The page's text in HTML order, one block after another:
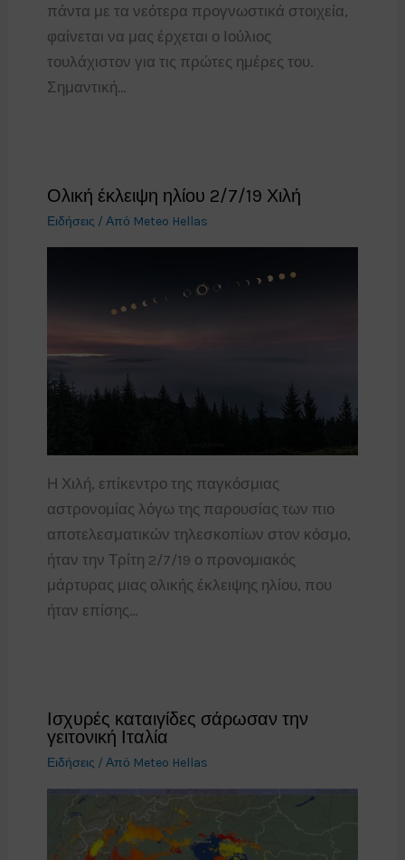
πάντα με τα νεότερα προγνωστικά στοιχεία,
φαίνεται να μας έρχεται ο Ιούλιος
τουλάχιστον για τις πρώτες ημέρες του.
Σημαντική…
Ολική έκλειψη ηλίου 2/7/19 Χιλή
Ειδήσεις / Από Meteo Hellas
Η Χιλή, επίκεντρο της παγκόσμιας
αστρονομίας λόγω της παρουσίας των πιο
αποτελεσματικών τηλεσκοπίων στον κόσμο,
ήταν την Τρίτη 2/7/19 ο προνομιακός
μάρτυρας μιας ολικής έκλειψης ηλίου, που
ήταν επίσης…
Ισχυρές καταιγίδες σάρωσαν την
γειτονική Ιταλία
Ειδήσεις / Από Meteo Hellas